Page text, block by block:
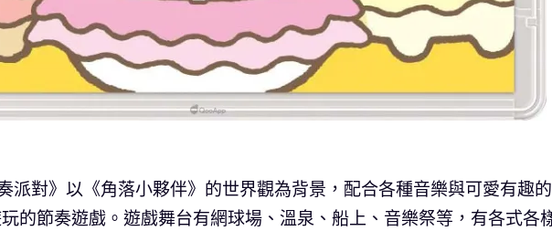
派對》以《角落小夥伴》的世界觀為背景，配合各種音樂與可愛有趣
的節奏遊戲。遊戲舞台有網球場、溫泉、船上、音樂祭等，有各式各